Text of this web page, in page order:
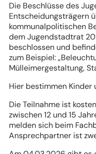
Die Beschlüsse des
Entscheidungsträgern
kommunalpolitischen
dem Jugendstadtrat
beschlossen und
zum Beispiel:
Mülleimergestaltung,
Hier bestimmen Kinder
Die Teilnahme ist
zwischen 12 und 15
melden sich beim
Ansprechpartner ist